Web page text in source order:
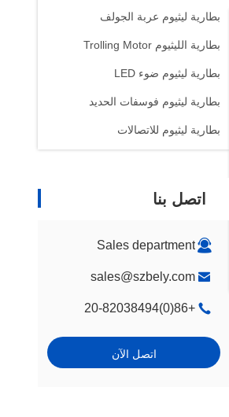
بطارية ليثيوم عربة الجولف
بطارية الليثيوم Trolling Motor
بطارية ليثيوم ضوء LED
بطارية ليثيوم فوسفات الحديد
بطارية ليثيوم للاتصالات
اتصل بنا
Sales department
sales@szbely.com
+86(0)20-82038494
اتصل الآن